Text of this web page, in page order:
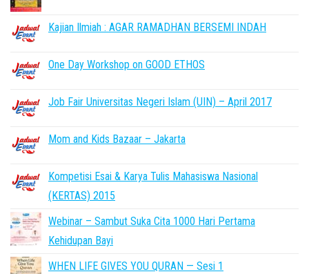
Kajian Ilmiah : AGAR RAMADHAN BERSEMI INDAH
One Day Workshop on GOOD ETHOS
Job Fair Universitas Negeri Islam (UIN) – April 2017
Mom and Kids Bazaar – Jakarta
Kompetisi Esai & Karya Tulis Mahasiswa Nasional
(KERTAS) 2015
Webinar – Sambut Suka Cita 1000 Hari Pertama
Kehidupan Bayi
WHEN LIFE GIVES YOU QURAN — Sesi 1